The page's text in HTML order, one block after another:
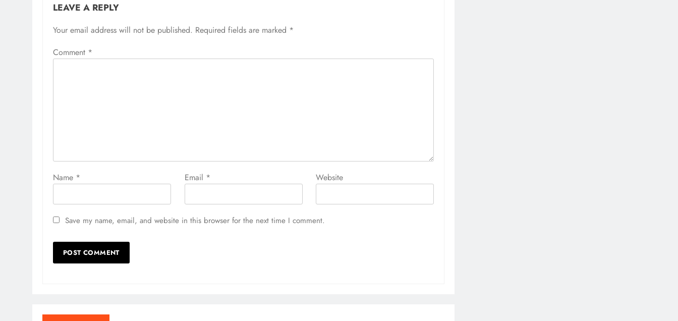
LEAVE A REPLY
Your email address will not be published. Required fields are marked *
Comment *
Name * Email * Website
Save my name, email, and website in this browser for the next time I comment.